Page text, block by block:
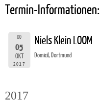
Termin-Informationen:
DO
05
OKT
2017
Niels Klein LOOM
Domicil, Dortmund
2017